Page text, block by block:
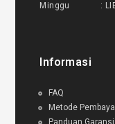
Minggu :
Informasi
FAQ
Metode
Panduan Garansi